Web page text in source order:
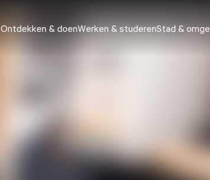
Ontdekken & doenWerken & studerenStad &